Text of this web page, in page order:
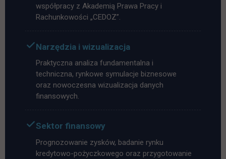
współpracy z Akademią Prawa Pracy i
Rachunkowości „CEDOZ”.
Narzędzia i wizualizacja
Praktyczna analiza fundamentalna i
techniczna, rynkowe symulacje biznesowe
oraz nowoczesna wizualizacja danych
finansowych.
Sektor finansowy
Prognozowanie zysków, badanie rynku
kredytowo-pożyczkowego oraz przygotowanie